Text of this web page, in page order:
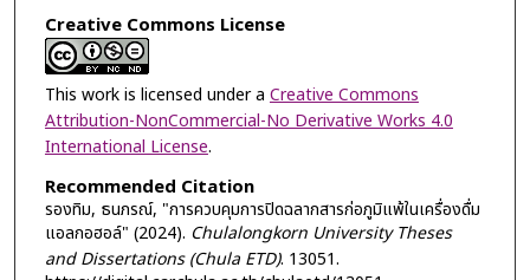
Creative Commons License
This work is licensed under a Creative Commons
Attribution-NonCommercial-No Derivative Works 4.0
International License.
Recommended Citation
รองทิม, ธนภรณ์, "การควบคุมการปิดฉลากสารก่อภูมิแพ้ในเครื่องดื่ม
แอลกอฮอล์" (2024). Chulalongkorn University Theses
and Dissertations (Chula ETD). 13051.